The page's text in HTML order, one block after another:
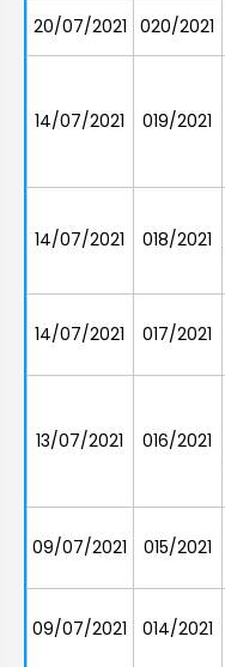
20/07/2021 020/2021
14/07/2021 019/2021
14/07/2021 018/2021
14/07/2021 017/2021
13/07/2021 016/2021
09/07/2021 015/2021
09/07/2021 014/2021